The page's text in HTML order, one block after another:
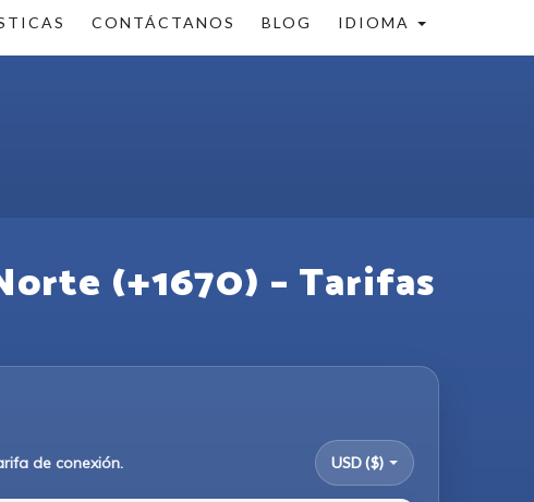
CONTÁCTANOS BLOG IDIOMA
(+1670) – Tarifas
de conexión. USD ($)